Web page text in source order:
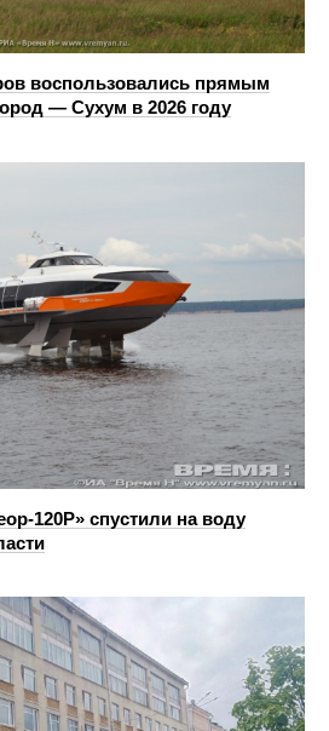
воспользовались прямым
— Сухум в 2026 году
120Р» спустили на воду